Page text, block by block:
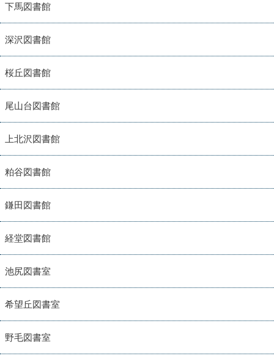
下馬図書館
深沢図書館
桜丘図書館
尾山台図書館
上北沢図書館
粕谷図書館
鎌田図書館
経堂図書館
池尻図書室
希望丘図書室
野毛図書室